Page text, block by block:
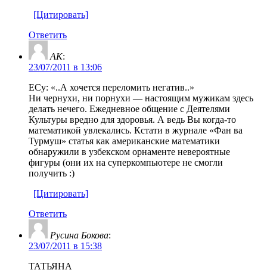
[Цитировать]
Ответить
AK:
23/07/2011 в 13:06
ЕСу: «..А хочется переломить негатив..»
Ни чернухи, ни порнухи — настоящим мужикам здесь
делать нечего. Ежедневное общение с Деятелями
Культуры вредно для здоровья. А ведь Вы когда-то
математикой увлекались. Кстати в журнале «Фан ва
Турмуш» статья как американские математики
обнаружили в узбекском орнаменте невероятные
фигуры (они их на суперкомпьютере не смогли
получить :)
[Цитировать]
Ответить
Русина Бокова:
23/07/2011 в 15:38
ТАТЬЯНА